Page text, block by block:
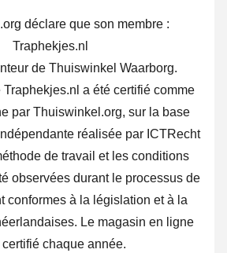
déclare que son membre :
Traphekjes.nl
de Thuiswinkel Waarborg.
a été certifié comme
par Thuiswinkel.org, sur la base
réalisée par ICTRecht
de travail et les conditions
observées durant le processus de
conformes à la législation et à la
Le magasin en ligne
chaque année.